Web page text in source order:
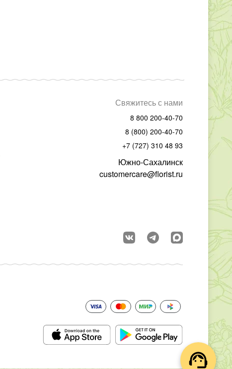
Свяжитесь с нами
8 800 200-40-70
8 (800) 200-40-70
+7 (727) 310 48 93
Южно-Сахалинск
customercare@florist.ru